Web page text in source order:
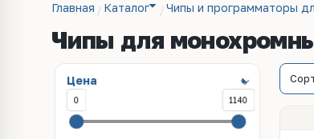
Главная Каталог Чипы и программаторы
Чипы для
Цена
0 1140